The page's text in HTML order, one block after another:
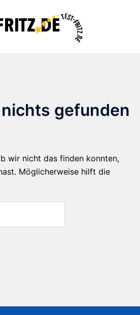
gefunden
wir nicht das finden konnten,
Möglicherweise hilft die